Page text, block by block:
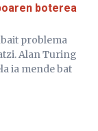
boterea
problema
Alan Turing
ia mende bat